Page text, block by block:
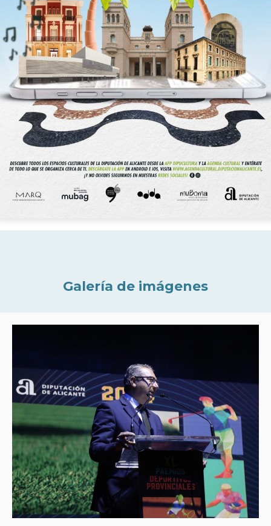
Galería de imágenes